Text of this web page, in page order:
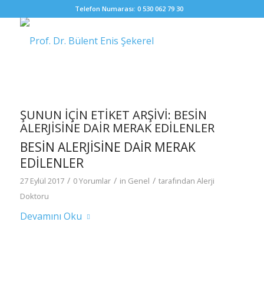
Telefon Numarası: 0 530 062 79 30
ŞUNUN IÇIN ETIKET ARŞIVI: BESIN
ALERJISINE DAIR MERAK EDILENLER
BESIN ALERJISINE DAIR MERAK
EDILENLER
27 Eylül 2017 / 0 Yorumlar / in Genel / tarafından Alerji
Doktoru
Devamını Oku